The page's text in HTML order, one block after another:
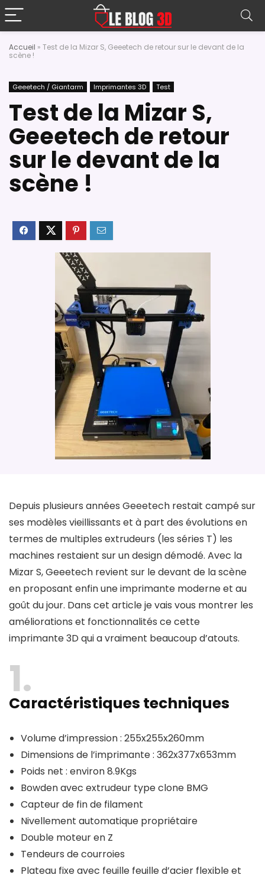
Accueil » Test de la Mizar S, Geeetech de retour sur le devant de la
scène !
Geeetech / Giantarm Imprimantes 3D Test
Test de la Mizar S,
Geeetech de retour
sur le devant de la
scène !
Depuis plusieurs années Geeetech restait campé sur
ses modèles vieillissants et à part des évolutions en
termes de multiples extrudeurs (les séries T) les
machines restaient sur un design démodé. Avec la
Mizar S, Geeetech revient sur le devant de la scène
en proposant enfin une imprimante moderne et au
goût du jour. Dans cet article je vais vous montrer les
améliorations et fonctionnalités ce cette
imprimante 3D qui a vraiment beaucoup d’atouts.
1
Caractéristiques techniques
Volume d’impression : 255x255x260mm
Dimensions de l’imprimante : 362x377x653mm
Poids net : environ 8.9Kgs
Bowden avec extrudeur type clone BMG
Capteur de fin de filament
Nivellement automatique propriétaire
Double moteur en Z
Tendeurs de courroies
Plateau fixe avec feuille feuille d’acier flexible et